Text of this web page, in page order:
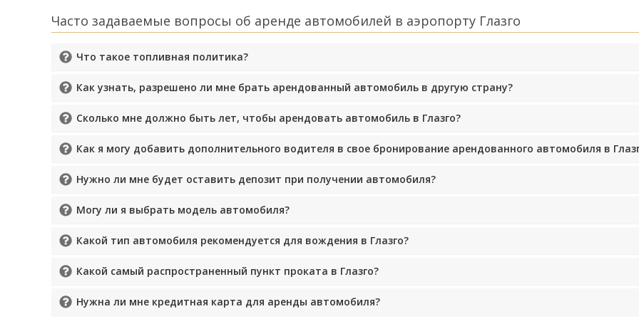
Часто задаваемые вопросы об аренде автомобилей в аэропорту Глазго
Что такое топливная политика?
Как узнать, разрешено ли мне брать арендованный автомобиль в другую страну?
Сколько мне должно быть лет, чтобы арендовать автомобиль в Глазго?
Как я могу добавить дополнительного водителя в свое бронирование арендованного автомобиля в
Нужно ли мне будет оставить депозит при получении автомобиля?
Могу ли я выбрать модель автомобиля?
Какой тип автомобиля рекомендуется для вождения в Глазго?
Какой самый распространенный пункт проката в Глазго?
Нужна ли мне кредитная карта для аренды автомобиля?